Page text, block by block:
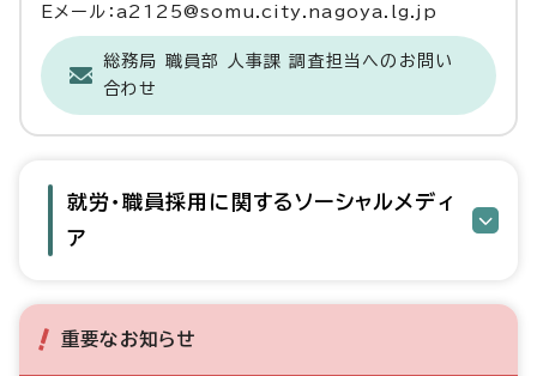
Eメール：a2125@somu.city.nagoya.lg.jp
総務局 職員部 人事課 調査担当へのお問い
合わせ
就労・職員採用に関するソーシャルメディ
ア
重要なお知らせ